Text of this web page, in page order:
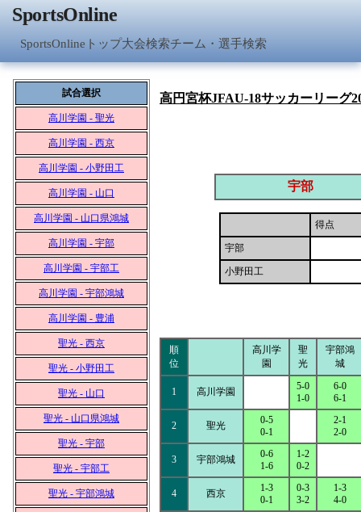
SportsOnline
SportsOnlineトップ大会検索チーム・選手検索
試合選択
高川学園 - 聖光
高川学園 - 西京
高川学園 - 小野田工
高川学園 - 山口
高川学園 - 山口県鴻城
高川学園 - 宇部
高川学園 - 宇部工
高川学園 - 宇部鴻城
高川学園 - 豊浦
聖光 - 西京
聖光 - 小野田工
聖光 - 山口
聖光 - 山口県鴻城
聖光 - 宇部
聖光 - 宇部工
聖光 - 宇部鴻城
高円宮杯JFAU-18サッカーリーグ
宇部
得点
宇部
小野田工
順
位
高川学
園
聖
光
宇部鴻
城
1 高川学園
5-0
1-0
6-0
6-1
2 聖光
0-5
0-1
2-1
2-0
3 宇部鴻城
0-6
1-6
1-2
0-2
4 西京
1-3
0-1
0-3
3-2
1-3
4-0